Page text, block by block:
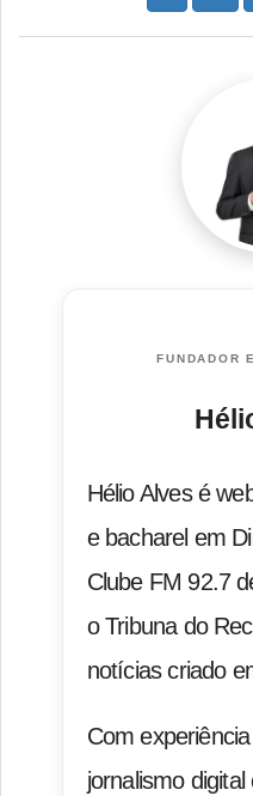
FUNDADOR
Hélio Alves é
e bacharel em
Clube FM 92.7
o Tribuna do
notícias criado
Com
jornalismo